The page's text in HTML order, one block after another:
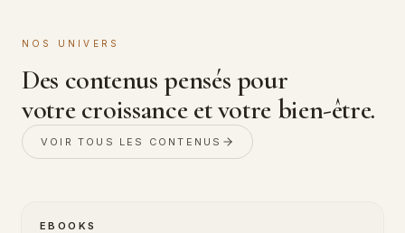
NOS UNIVERS
Des contenus pensés pour
votre croissance et votre bien-être.
VOIR TOUS LES CONTENUS
EBOOKS